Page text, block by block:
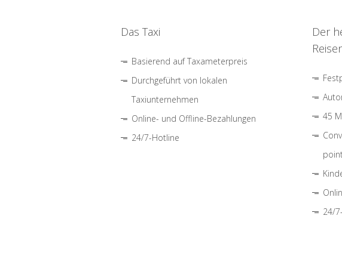
Das Taxi
Basierend auf Taxameterpreis
Durchgeführt von lokalen
Taxiunternehmen
Online- und Offline-Bezahlungen
24/7-Hotline
Der
45
24/